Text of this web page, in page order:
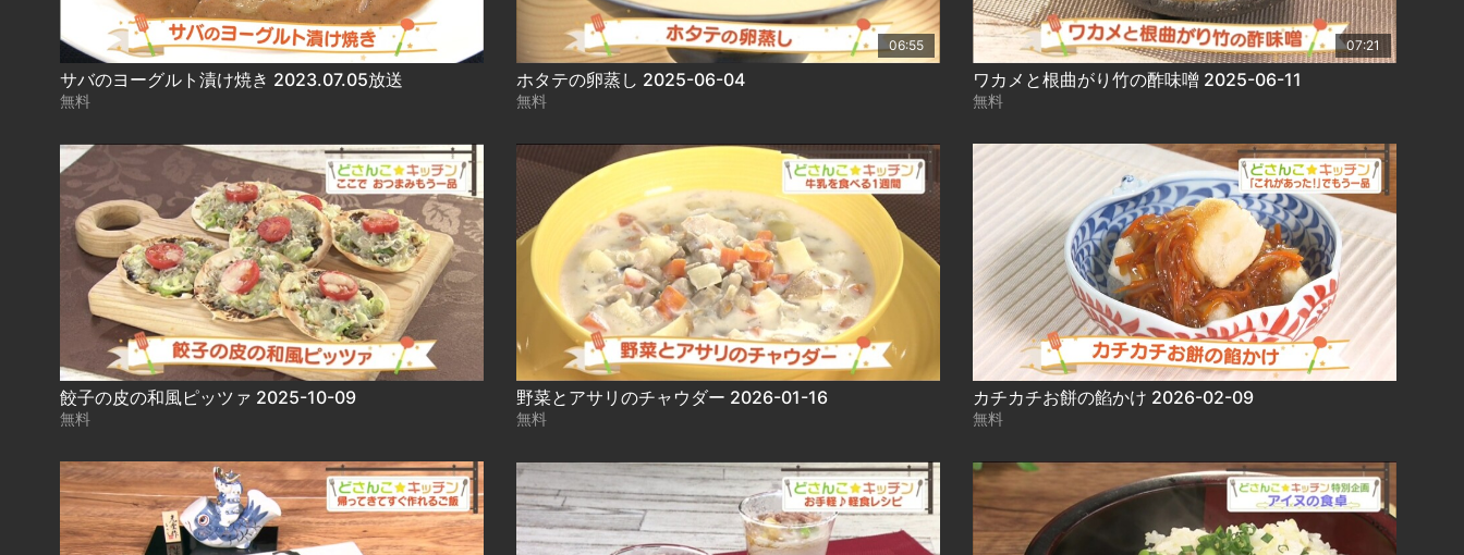
サバのヨーグルト漬け焼き 2023.07.05放送
無料
06:55
ホタテの卵蒸し 2025-06-04
無料
07:21
ワカメと根曲がり竹の酢味噌 2025-06-11
無料
餃子の皮の和風ピッツァ 2025-10-09
無料
野菜とアサリのチャウダー 2026-01-16
無料
カチカチお餅の餡かけ 2026-02-09
無料